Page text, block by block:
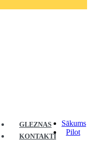
GLEZNAS
KONTAKTI
Sākums
Pilot